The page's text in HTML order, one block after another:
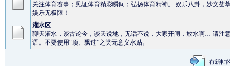
关注体育赛事；见证体育精彩瞬间；弘扬体育精神。 娱乐八卦，妙文荟
娱乐无极限！
灌水区
聊天灌水，谈古论今，谈天说地，无话不说，大家开闸，放水啊… 请注
语。不要使用“顶、飘过”之类无意义水贴。
有新